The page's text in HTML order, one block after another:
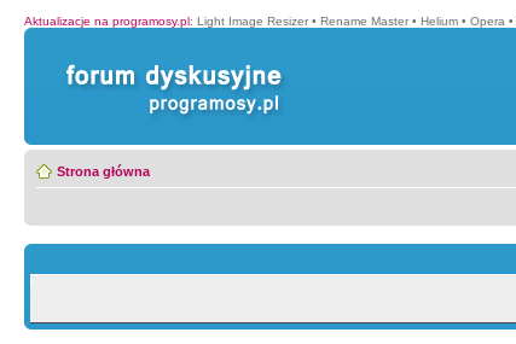
Aktualizacje na programosy.pl: Light Image Resizer • Rename Master • Helium • Opera •
Strona główna